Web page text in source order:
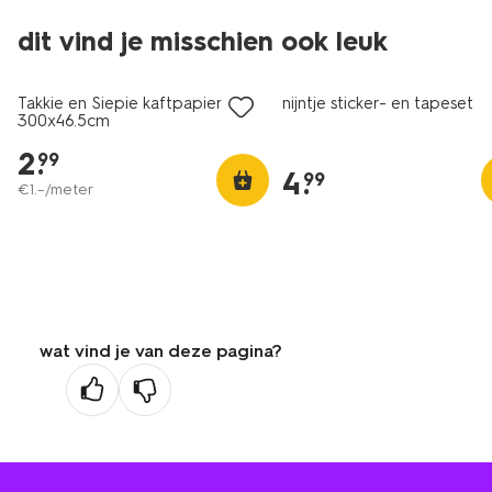
dit vind je misschien ook leuk
nieuw
Takkie en Siepie kaftpapier
300x46.5cm
2.
99
€1.–/meter
nieuw
nijntje sticker- en tapeset
4.
99
wat vind je van deze pagina?